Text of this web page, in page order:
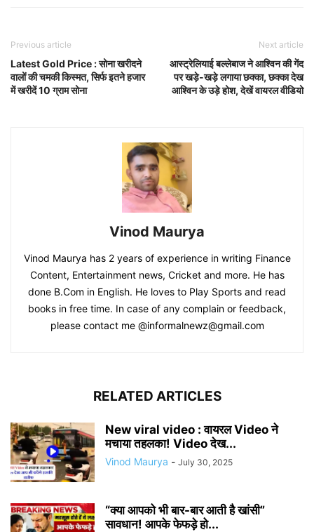
Previous article
Latest Gold Price : सोना खरीदने
वालों की चमकी किस्मत, सिर्फ इतने हजार
में खरीदें 10 ग्राम सोना
Next article
आस्ट्रेलियाई बल्लेबाज ने आश्विन की गेंद
पर खड़े-खड़े लगाया छक्का, छक्का देख
आश्विन के उड़े होश, देखें वायरल वीडियो
Vinod Maurya
Vinod Maurya has 2 years of experience in writing Finance
Content, Entertainment news, Cricket and more. He has
done B.Com in English. He loves to Play Sports and read
books in free time. In case of any complain or feedback,
please contact me @informalnewz@gmail.com
RELATED ARTICLES
New viral video : वायरल Video ने
मचाया तहलका! Video देख...
Vinod Maurya - July 30, 2025
“क्या आपको भी बार-बार आती है खांसी”
सावधान! आपके फेफड़े हो...